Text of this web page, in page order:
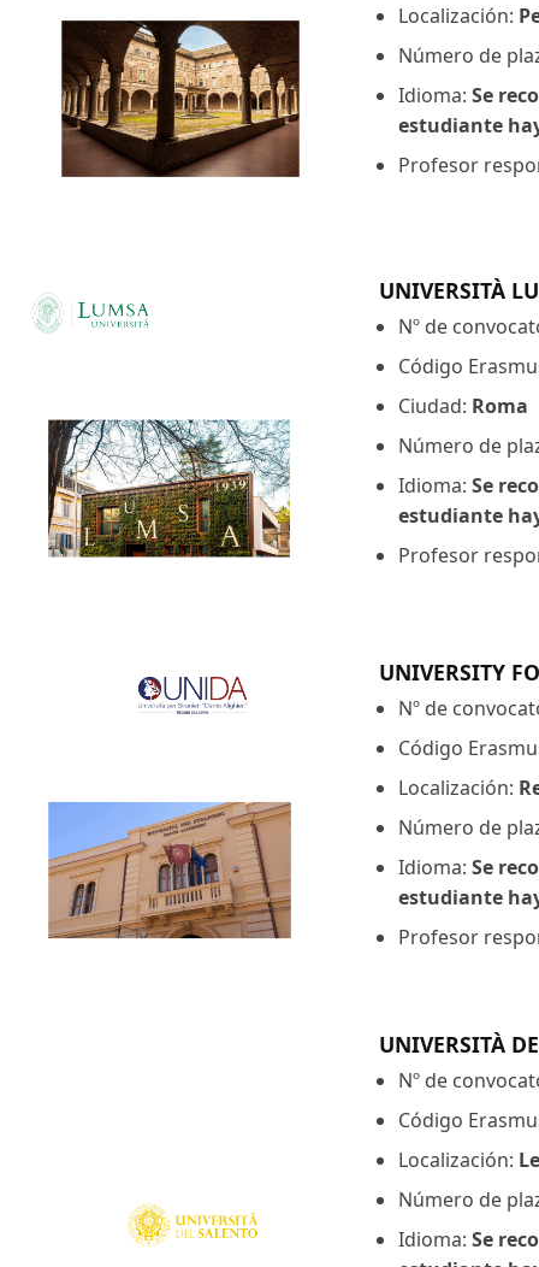
Localización:
Número de
Idioma: Se
estudiante
Profesor
UNIVERSITÀ
Nº de
Código
Ciudad: Roma
Número de
Idioma: Se
estudiante
Profesor
UNIVERSITY
Nº de
Código
Localización:
Número de
Idioma: Se
estudiante
Profesor
UNIVERSITÀ
Nº de
Código
Localización:
Número de
Idioma: Se